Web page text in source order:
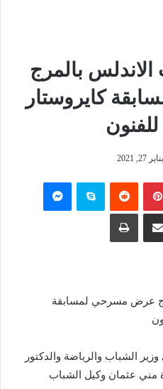
بالمرج
كايروستار
للفنون
2021
بينتيريست سكايب
عرض مسرحي لمسابقة
الشباب والرياضة والدكتور
مني عثمان وكيل الشباب